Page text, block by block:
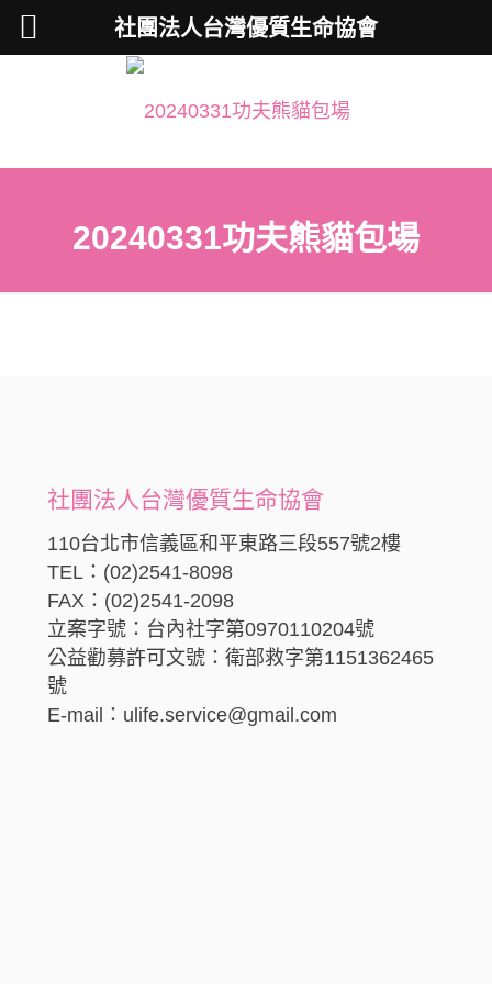
20240331功夫熊貓包場
社團法人台灣優質生命協會
110台北市信義區和平東路三段557號2樓
TEL：(02)2541-8098
FAX：(02)2541-2098
立案字號：台內社字第0970110204號
公益勸募許可文號：衛部救字第1151362465
號
E-mail：ulife.service@gmail.com
社團法人台灣優質生命協會